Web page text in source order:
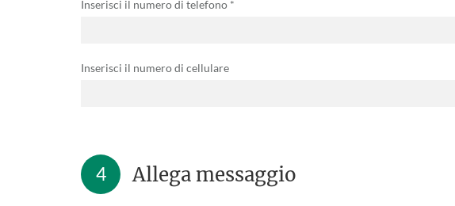
Inserisci il numero di telefono *
Inserisci il numero di cellulare
4 Allega messaggio